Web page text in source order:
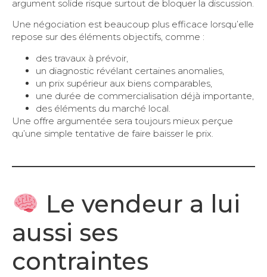
argument solide risque surtout de bloquer la discussion.
Une négociation est beaucoup plus efficace lorsqu’elle
repose sur des éléments objectifs, comme :
des travaux à prévoir,
un diagnostic révélant certaines anomalies,
un prix supérieur aux biens comparables,
une durée de commercialisation déjà importante,
des éléments du marché local.
Une offre argumentée sera toujours mieux perçue
qu’une simple tentative de faire baisser le prix.
Le vendeur a lui
aussi ses
contraintes